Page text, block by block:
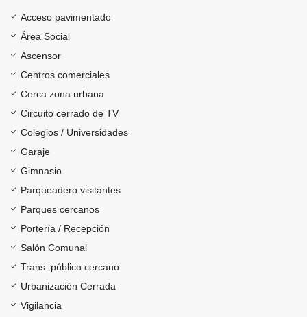
Acceso pavimentado
Área Social
Ascensor
Centros comerciales
Cerca zona urbana
Circuito cerrado de TV
Colegios / Universidades
Garaje
Gimnasio
Parqueadero visitantes
Parques cercanos
Portería / Recepción
Salón Comunal
Trans. público cercano
Urbanización Cerrada
Vigilancia